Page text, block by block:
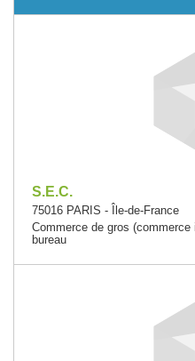
S.E.C.
75016 PARIS - Île-de-France
Commerce de gros
bureau